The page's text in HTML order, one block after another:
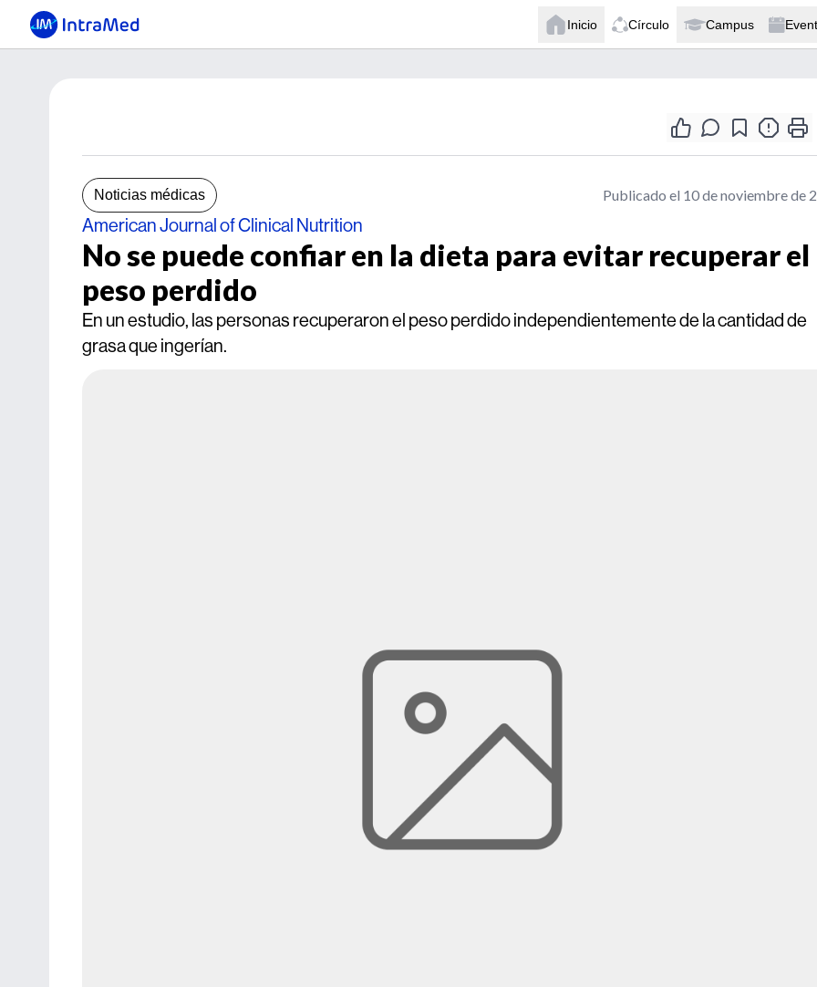
Inicio Círculo Campus
Noticias médicas Publicado el 10 de noviembre de
American Journal of Clinical Nutrition
No se puede confiar en la dieta para evitar recuperar el
peso perdido
En un estudio, las personas recuperaron el peso perdido independientemente de la cantidad de
grasa que ingerían.